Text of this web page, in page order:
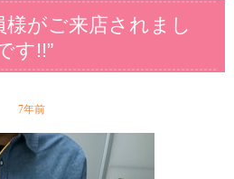
がご来店されまし
す!!”
7年前